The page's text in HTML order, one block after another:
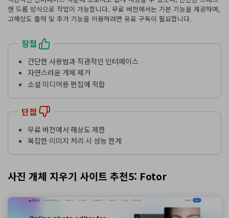
앤 드롭 방식으로 작업이 가능합니다. 무료 버전에서는 기본 기능을 제공하며,
고해상도 출력 및 추가 기능을 이용하려면 유료 구독이 필요합니다.
장점
간단한 사용법과 직관적인 인터페이스
자연스러운 개체 제거
소셜 미디어용 편집에 적합
단점
무료 버전에서 해상도 제한
복잡한 이미지 처리 시 성능 한계
사진 개체 지우기 사이트 추천5: Fotor